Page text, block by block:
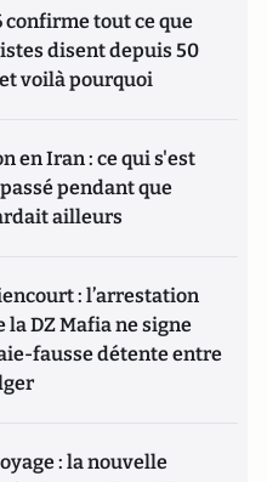
confirme tout ce que
disent depuis 50
voilà pourquoi
en Iran : ce qui s'est
pendant que
ailleurs
: l’arrestation
la DZ Mafia ne signe
fausse détente entre
: la nouvelle